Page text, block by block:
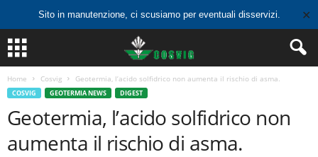
Sito in manutenzione, ci scusiamo per eventuali disservizi. ✕
Home Cosvig Geotermia, l’acido solfidrico non aumenta il rischio di asma.
COSVIG GEOTERMIA NEWS DIGEST
Geotermia, l’acido solfidrico non
aumenta il rischio di asma.